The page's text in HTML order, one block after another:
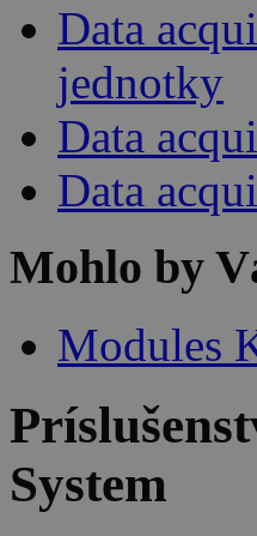
Data
jednotky
Data
Data
Mohlo by
Modules
System